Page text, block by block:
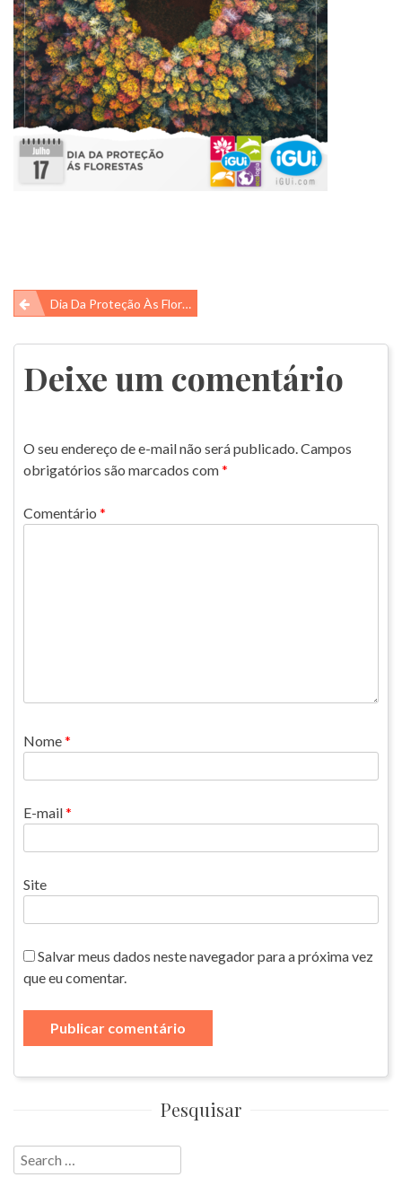
Navegação
de
Post
Dia Da Proteção Às Florestas
Deixe um comentário
O seu endereço de e-mail não será publicado. Campos
obrigatórios são marcados com*
Comentário *
Nome*
E-mail*
Site
Salvar meus dados neste navegador para a próxima vez
que eu comentar.
Pesquisar
Search
for: